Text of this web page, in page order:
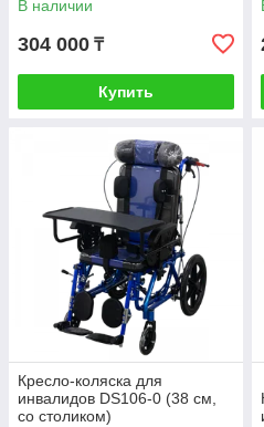
В наличии
304 000 ₸
Купить
Кресло-коляска для
инвалидов DS106-0 (38 см,
со столиком)